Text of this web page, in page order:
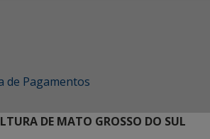
de Pagamentos
DE MATO GROSSO DO SUL